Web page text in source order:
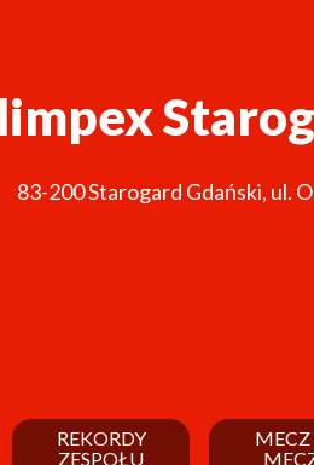
83-200Starogard Gdański, ul.
REKORDY
ZESPOŁU
MECZ